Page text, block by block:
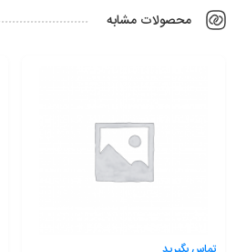
محصولات مشابه